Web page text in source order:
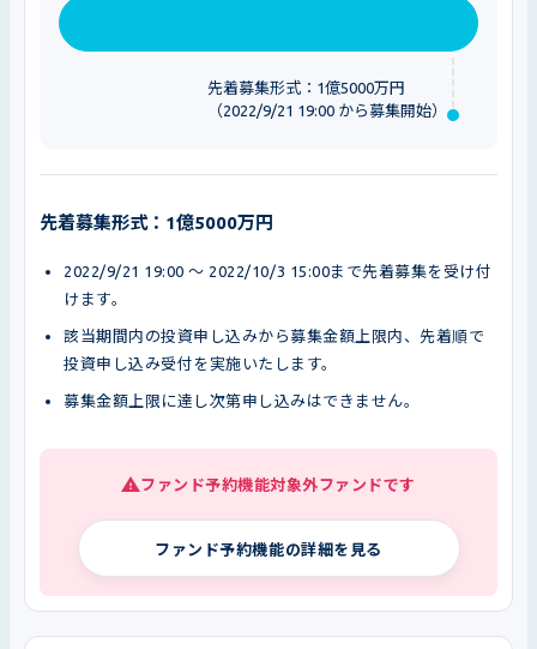
先着募集形式：1億5000万円
（2022/9/21 19:00 から募集開始）
先着募集形式：1億5000万円
2022/9/21 19:00 〜 2022/10/3 15:00まで先着募集を受け付
けます。
該当期間内の投資申し込みから募集金額上限内、先着順で
投資申し込み受付を実施いたします。
募集金額上限に達し次第申し込みはできません。
ファンド予約機能対象外ファンドです
ファンド予約機能の詳細を見る